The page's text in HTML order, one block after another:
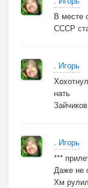
В месте
СССР
. Игорь
нать
. Игорь
***
Даже не
Хм